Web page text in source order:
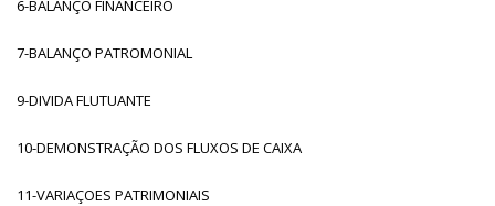
6-BALANÇO FINANCEIRO
7-BALANÇO PATROMONIAL
9-DIVIDA FLUTUANTE
10-DEMONSTRAÇÃO DOS FLUXOS DE CAIXA
11-VARIAÇOES PATRIMONIAIS